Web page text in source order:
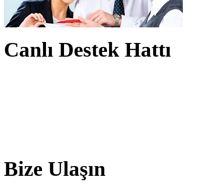
Canlı Destek Hattı
Bize Ulaşın